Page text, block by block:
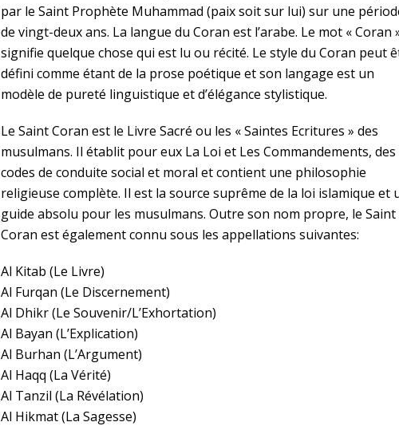
par le Saint Prophète Muhammad (paix soit sur lui) sur une
de vingt-deux ans. La langue du Coran est l’arabe. Le mot « Coran
signifie quelque chose qui est lu ou récité. Le style du Coran peut
défini comme étant de la prose poétique et son langage est un
modèle de pureté linguistique et d’élégance stylistique.
Le Saint Coran est le Livre Sacré ou les « Saintes Ecritures » des
musulmans. Il établit pour eux La Loi et Les Commandements, des
codes de conduite social et moral et contient une philosophie
religieuse complète. Il est la source suprême de la loi islamique et
guide absolu pour les musulmans. Outre son nom propre, le Saint
Coran est également connu sous les appellations suivantes:
Al Kitab (Le Livre)
Al Furqan (Le Discernement)
Al Dhikr (Le Souvenir/L’Exhortation)
Al Bayan (L’Explication)
Al Burhan (L’Argument)
Al Haqq (La Vérité)
Al Tanzil (La Révélation)
Al Hikmat (La Sagesse)